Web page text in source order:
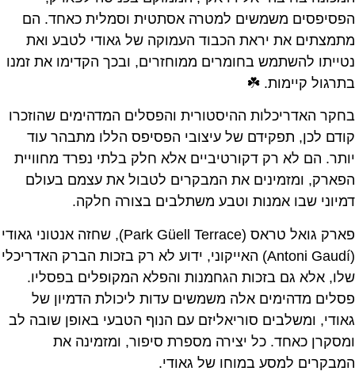
הפסיפסים משמשים למטרה אסתטית וסמלית כאחד. הם
מתמצתים את יראת הכבוד העמוקה של גאודי לטבע ואת
נטייתו להשתמש בחומרים ממוחזרים, ובכך הקדימו את זמנו
בתרגול קיימות. ☘️
בחקר האדריכלות ההיסטורית והפסלים המדהימים שהוזכרו
קודם לכן, תפקידם של עיצובי הפסיפס הללו מתבהר עוד
יותר. הם לא רק דקורטיביים אלא חלק בלתי נפרד מחוויית
הפארק, ומזמינים את המבקרים לטבול את עצמם בעולם
דמיוני שבו אמנות וטבע משתלבים בצורה חלקה.
פארק גואל טראס (Park Güell Terrace), שחזה אנטוני גאודי
(Antoni Gaudí) האייקוני, ידוע לא רק בזכות הברק האדריכלי
שלו, אלא גם בזכות הגחמנות והפלא המקופלים בפסליו.
פסלים מדהימים אלה משמשים עדות ליכולת הדמיון של
גאודי, ומשלבים סוריאליזם עם הנוף הטבעי באופן שובה לב
ומסקרן כאחד. כל יצירה מספרת סיפור, ומזמינה את
המבקרים למסע במוחו של גאודי.